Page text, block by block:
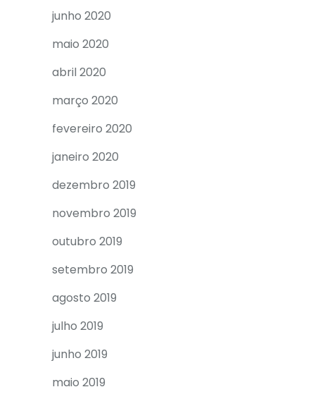
junho 2020
maio 2020
abril 2020
março 2020
fevereiro 2020
janeiro 2020
dezembro 2019
novembro 2019
outubro 2019
setembro 2019
agosto 2019
julho 2019
junho 2019
maio 2019